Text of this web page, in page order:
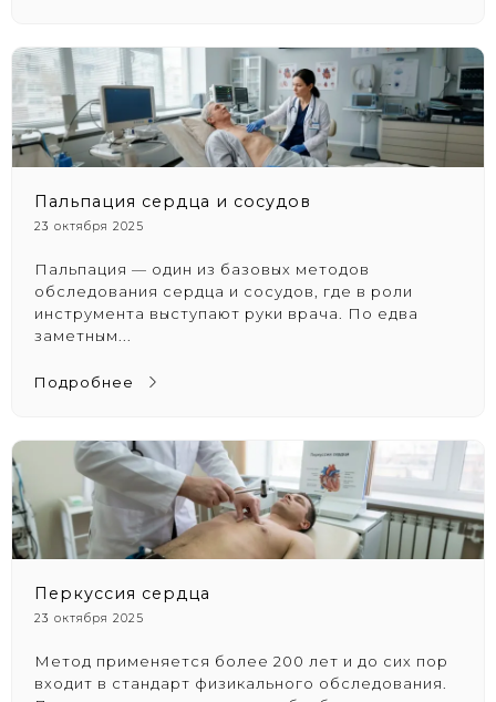
Пальпация сердца и сосудов
23 октября 2025
Пальпация — один из базовых методов
обследования сердца и сосудов, где в роли
инструмента выступают руки врача. По едва
заметным...
Подробнее
Перкуссия сердца
23 октября 2025
Метод применяется более 200 лет и до сих пор
входит в стандарт физикального обследования.